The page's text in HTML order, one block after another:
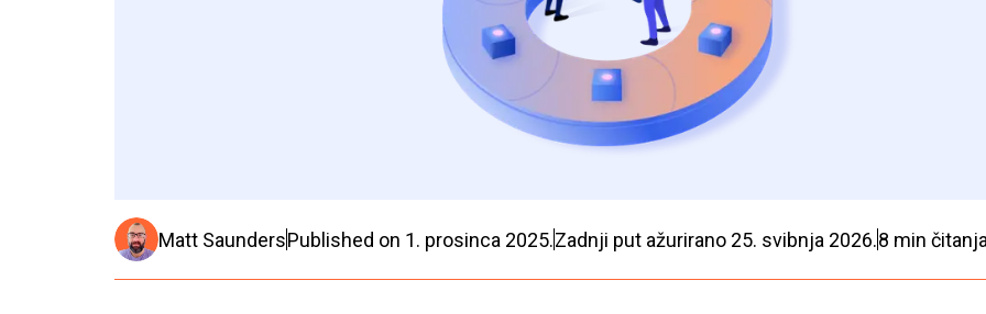
Matt SaundersPublished on 1. prosinca 2025.Zadnji put ažurirano 25. svibnja 2026.8 min